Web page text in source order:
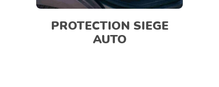
PROTECTION SIEGE
AUTO